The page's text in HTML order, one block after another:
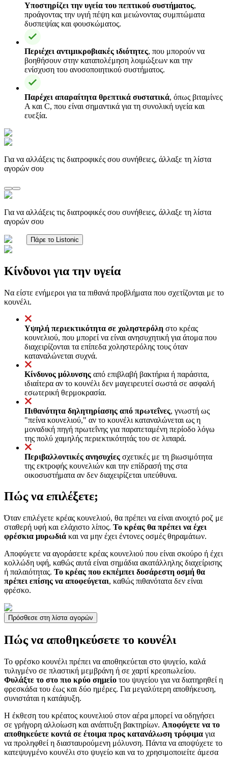
Υποστηρίζει την υγεία του πεπτικού συστήματος,
προάγοντας την υγιή πέψη και μειώνοντας συμπτώματα
δυσπεψίας και φουσκώματος.
Περιέχει αντιμικροβιακές ιδιότητες, που μπορούν να
βοηθήσουν στην καταπολέμηση λοιμώξεων και την
ενίσχυση του ανοσοποιητικού συστήματος.
Παρέχει απαραίτητα θρεπτικά συστατικά, όπως βιταμίνες
Α και C, που είναι σημαντικά για τη συνολική υγεία και
ευεξία.
Για να αλλάξεις τις διατροφικές σου συνήθειες, άλλαξε τη λίστα
αγορών σου
Για να αλλάξεις τις διατροφικές σου συνήθειες, άλλαξε τη λίστα
αγορών σου
Πάρε το Listonic
Κίνδυνοι για την υγεία
Να είστε ενήμεροι για τα πιθανά προβλήματα που σχετίζονται με το
κουνέλι.
Υψηλή περιεκτικότητα σε χοληστερόλη στο κρέας
κουνελιού, που μπορεί να είναι ανησυχητική για άτομα που
διαχειρίζονται τα επίπεδα χοληστερόλης τους όταν
καταναλώνεται συχνά.
Κίνδυνος μόλυνσης από επιβλαβή βακτήρια ή παράσιτα,
ιδιαίτερα αν το κουνέλι δεν μαγειρευτεί σωστά σε ασφαλή
εσωτερική θερμοκρασία.
Πιθανότητα δηλητηρίασης από πρωτεΐνες, γνωστή ως
"πείνα κουνελιού," αν το κουνέλι καταναλώνεται ως η
μοναδική πηγή πρωτεΐνης για παρατεταμένη περίοδο λόγω
της πολύ χαμηλής περιεκτικότητάς του σε λιπαρά.
Περιβαλλοντικές ανησυχίες σχετικές με τη βιωσιμότητα
της εκτροφής κουνελιών και την επίδρασή της στα
οικοσυστήματα αν δεν διαχειρίζεται υπεύθυνα.
Πώς να επιλέξετε;
Όταν επιλέγετε κρέας κουνελιού, θα πρέπει να είναι ανοιχτό ροζ με
σταθερή υφή και ελάχιστο λίπος. Το κρέας θα πρέπει να έχει
φρέσκια μυρωδιά και να μην έχει έντονες οσμές θηραμάτων.
Αποφύγετε να αγοράσετε κρέας κουνελιού που είναι σκούρο ή έχει
κολλώδη υφή, καθώς αυτά είναι σημάδια ακατάλληλης διαχείρισης
ή παλαιότητας. Το κρέας που εκπέμπει δυσάρεστη οσμή θα
πρέπει επίσης να αποφεύγεται, καθώς πιθανότατα δεν είναι
φρέσκο.
Πρόσθεσε στη λίστα αγορών
Πώς να αποθηκεύσετε το κουνέλι
Το φρέσκο κουνέλι πρέπει να αποθηκεύεται στο ψυγείο, καλά
τυλιγμένο σε πλαστική μεμβράνη ή σε χαρτί κρεοπωλείου.
Φυλάξτε το στο πιο κρύο σημείο του ψυγείου για να διατηρηθεί η
φρεσκάδα του έως και δύο ημέρες. Για μεγαλύτερη αποθήκευση,
συνιστάται η κατάψυξη.
Η έκθεση του κρέατος κουνελιού στον αέρα μπορεί να οδηγήσει
σε γρήγορη αλλοίωση και ανάπτυξη βακτηρίων. Αποφύγετε να το
αποθηκεύετε κοντά σε έτοιμα προς κατανάλωση τρόφιμα για
να προληφθεί η διασταυρούμενη μόλυνση. Πάντα να αποψύχετε το
κατεψυγμένο κουνέλι στο ψυγείο και να το χρησιμοποιείτε άμεσα